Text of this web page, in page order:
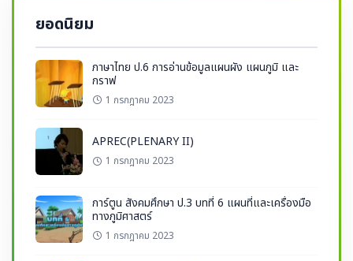
ยอดนิยม
ภาษาไทย ป.6 การอ่านข้อมูลแผนผัง แผนภูมิ และ
กราฟ
1 กรกฎาคม 2023
APREC(PLENARY II)
1 กรกฎาคม 2023
การ์ตูน สังคมศึกษา ป.3 บทที่ 6 แผนที่และเครื่องมือ
ทางภูมิศาสตร์
1 กรกฎาคม 2023